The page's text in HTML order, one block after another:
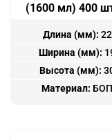
(1600 мл) 400
Длина (мм):
Ширина (мм):
Высота (мм):
Материал: